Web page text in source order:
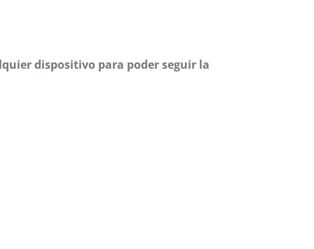
dispositivo para poder seguir la